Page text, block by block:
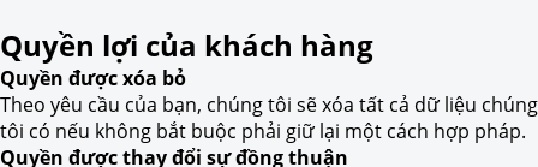
Quyền lợi của khách hàng
Quyền được xóa bỏ
Theo yêu cầu của bạn, chúng tôi sẽ xóa tất cả dữ liệu chúng
tôi có nếu không bắt buộc phải giữ lại một cách hợp pháp.
Quyền được thay đổi sự đồng thuận